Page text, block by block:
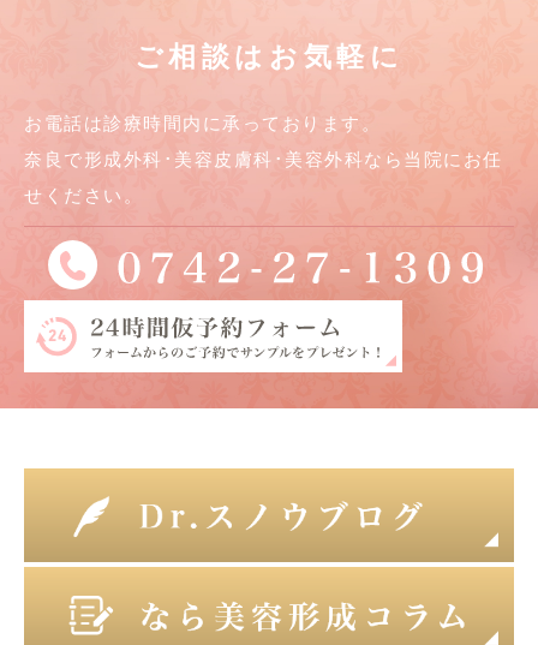
ご相談はお気軽に
お電話は診療時間内に承っております。
奈良で形成外科･美容皮膚科･美容外科なら当院にお任
せください。